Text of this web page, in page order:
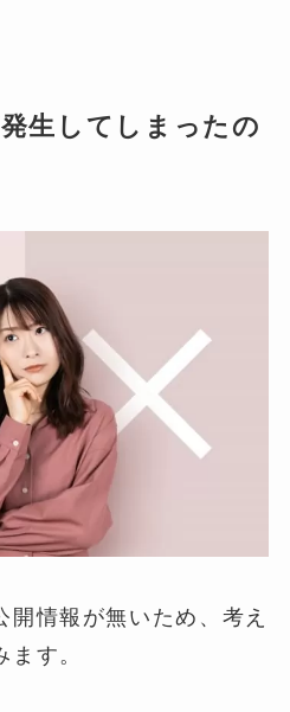
生してしまったの
開情報が無いため、考え
す。